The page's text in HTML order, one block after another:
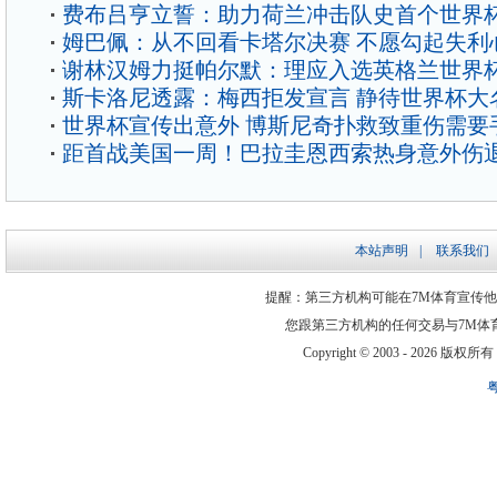
费布吕亨立誓：助力荷兰冲击队史首个世界
姆巴佩：从不回看卡塔尔决赛 不愿勾起失利
谢林汉姆力挺帕尔默：理应入选英格兰世界
斯卡洛尼透露：梅西拒发宣言 静待世界杯大
世界杯宣传出意外 博斯尼奇扑救致重伤需要
距首战美国一周！巴拉圭恩西索热身意外伤
本站声明 联系我们
提醒：第三方机构可能在7M体育宣传
您跟第三方机构的任何交易与7M
Copyright © 2003 - 2026 版权所有